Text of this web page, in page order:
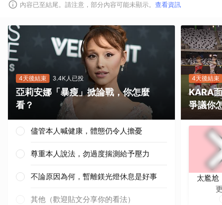
內容已至結尾。請注意，部分內容可能未顯示。 查看資訊
4天後結束 3.4K人已投
亞莉安娜「暴瘦」掀論戰，你怎麼
看？
儘管本人喊健康，體態仍令人擔憂
尊重本人說法，勿過度揣測給予壓力
不論原因為何，暫離鎂光燈休息是好事
其他（歡迎貼文分享你的看法）
4天後結束
KARA
爭議你
太尷尬